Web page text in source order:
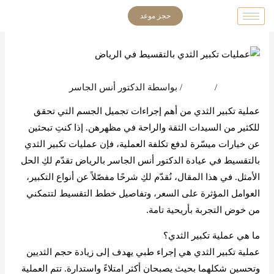
تخطي
إلى
حجز موعد
/ / بواسطة الدكتور أنس الجاسر
عملية تكبير الثدي من أهم إجراءات تجميل الجسم التي تحقق
للكثير من السيدات الثقة والراحة في مظهرهن. إذا كنتِ تبحثين
عن خيارات ميسّرة لدفع تكلفة العملية، فإن عمليات تكبير الثدي
بالتقسيط في عيادة الدكتور أنس الجاسر بالرياض تقدّم لكِ الحل
الأمثل. في هذا المقال، نُقدّم لكِ شرحًا مفصّلاً عن أنواع التكبير،
العوامل المؤثرة على السعر، وتفاصيل خطط التقسيط لتتمكني
من خوض التجربة بأريحية تامة.
ما هي عملية تكبير الثدي؟
عملية تكبير الثدي هي إجراء طبي يهدف إلى زيادة حجم الثديين
وتحسين شكلهما بحيث يصبحان أكثر امتلاءً واستدارة. تتم العملية